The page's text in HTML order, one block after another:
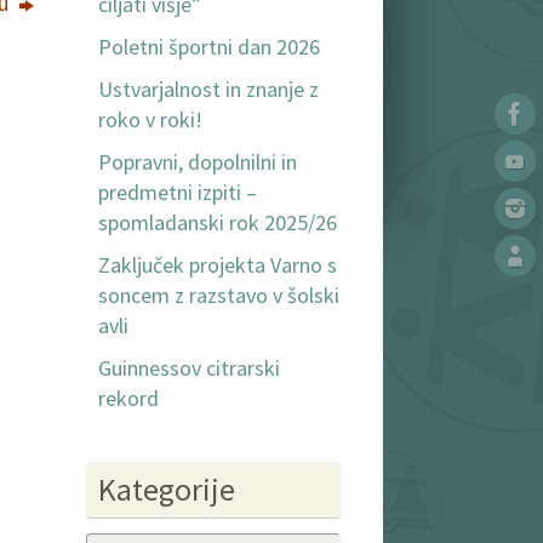
Poletni športni dan 2026
Ustvarjalnost in znanje z
roko v roki!
Popravni, dopolnilni in
predmetni izpiti –
spomladanski rok 2025/26
Zaključek projekta Varno s
soncem z razstavo v šolski
avli
Guinnessov citrarski
rekord
Kategorije